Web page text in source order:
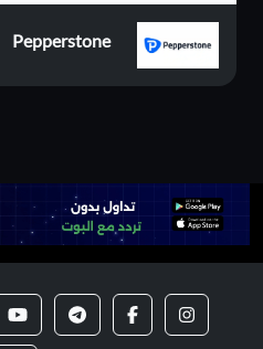
Pepperstone